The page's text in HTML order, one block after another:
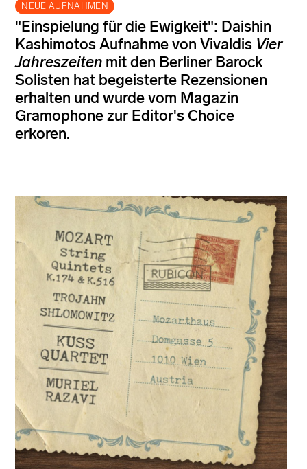
NEUE AUFNAHMEN
"Einspielung für die Ewigkeit": Daishin
Kashimotos Aufnahme von Vivaldis Vier
Jahreszeiten mit den Berliner Barock
Solisten hat begeisterte Rezensionen
erhalten und wurde vom Magazin
Gramophone zur Editor's Choice
erkoren.